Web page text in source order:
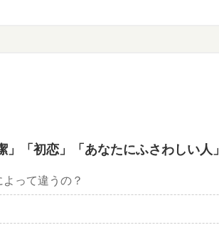
「初恋」「あなたにふさわしい人」
って違うの？